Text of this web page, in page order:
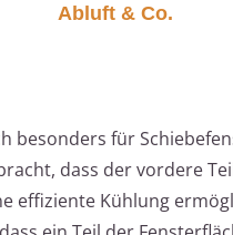
Abluft & Co.
besonders für
dass der vordere
effiziente Kühlung